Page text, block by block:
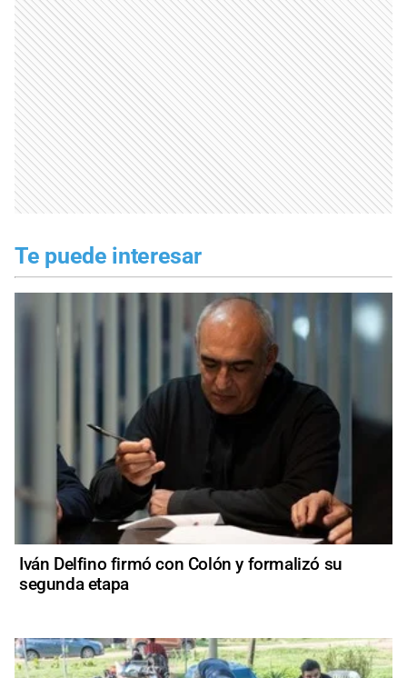
Te puede interesar
Iván Delfino firmó con Colón y formalizó su
segunda etapa